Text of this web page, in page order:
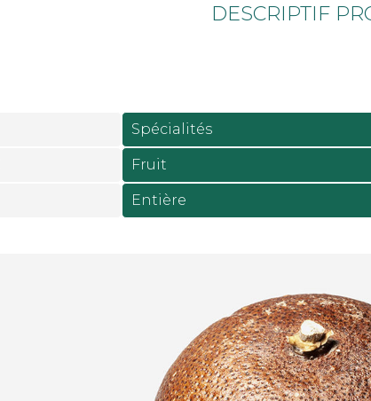
DESCRIPTIF
Spécialités
Fruit
Entière